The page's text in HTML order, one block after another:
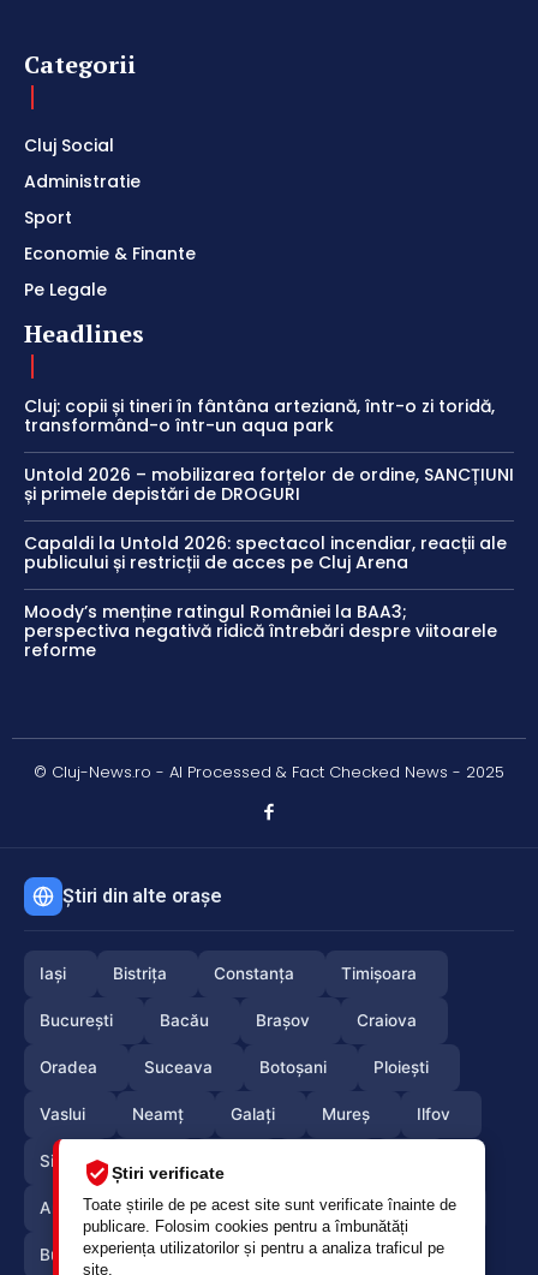
Știri verificate
Toate știrile de pe acest site sunt verificate înainte de
publicare. Folosim cookies pentru a îmbunătăți
experiența utilizatorilor și pentru a analiza traficul pe
site.
Categorii
Cluj Social
Administratie
Sport
Economie & Finante
Pe Legale
Headlines
Cluj: copii și tineri în fântâna arteziană, într-o zi toridă,
transformând-o într-un aqua park
Untold 2026 – mobilizarea forțelor de ordine, SANCȚIUNI
și primele depistări de DROGURI
Capaldi la Untold 2026: spectacol incendiar, reacții ale
publicului și restricții de acces pe Cluj Arena
Moody’s menține ratingul României la BAA3;
perspectiva negativă ridică întrebări despre viitoarele
reforme
© Cluj-News.ro - AI Processed & Fact Checked News - 2025
Știri din alte orașe
Iași Bistrița Constanța Timișoara
București Bacău Brașov Craiova
Oradea Suceava Botoșani Ploiești
Vaslui Neamț Galați Mureș Ilfov
Sibiu
Arges Maramures Vrancea Satumare
Buzau Braila Calarasi Caras-Severin